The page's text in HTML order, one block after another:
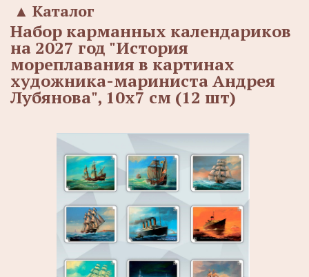
Каталог
▲
Набор карманных календариков
на 2027 год "История
мореплавания в картинах
художника-мариниста Андрея
Лубянова", 10х7 см (12 шт)